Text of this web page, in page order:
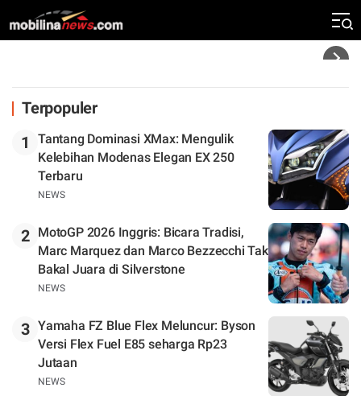
Rekor Kecepatan Silverstone!
Terpopuler
1
Tantang Dominasi XMax: Mengulik
Kelebihan Modenas Elegan EX 250
Terbaru
NEWS
2
MotoGP 2026 Inggris: Bicara Tradisi,
Marc Marquez dan Marco Bezzecchi Tak
Bakal Juara di Silverstone
NEWS
3 Yamaha FZ Blue Flex Meluncur: Byson
Versi Flex Fuel E85 seharga Rp23
Jutaan
NEWS